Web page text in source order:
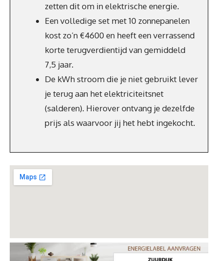
zetten dit om in elektrische energie.
Een volledige set met 10 zonnepanelen
kost zo’n €4600 en heeft een verrassend
korte terugverdientijd van gemiddeld
7,5 jaar.
De kWh stroom die je niet gebruikt lever
je terug aan het elektriciteitsnet
(salderen). Hierover ontvang je dezelfde
prijs als waarvoor jij het hebt ingekocht.